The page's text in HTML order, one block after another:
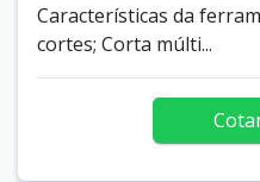
Características da
cortes; Corta múlti...